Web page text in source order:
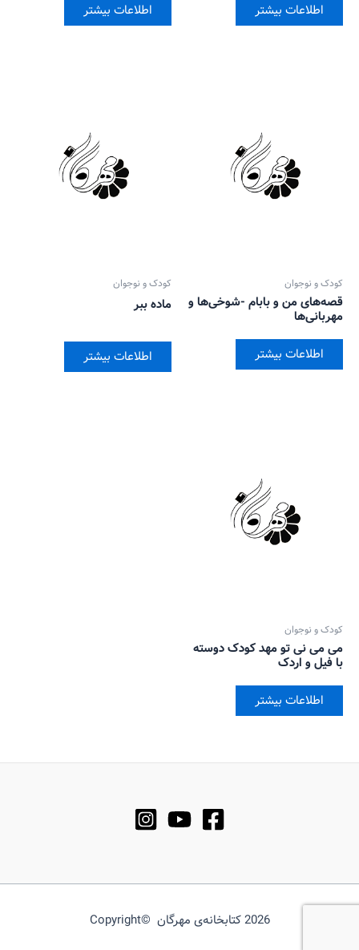
اطلاعات بیشتر اطلاعات بیشتر
کودک و نوجوان
قصه‌های من و بابام -شوخی‌ها و
مهربانی‌ها
اطلاعات بیشتر
کودک و نوجوان
ماده ببر
اطلاعات بیشتر
کودک و نوجوان
می می نی تو مهد کودک دوسته
با فیل و اردک
اطلاعات بیشتر
2026 کتابخانه‌ی مهرگان ©Copyright